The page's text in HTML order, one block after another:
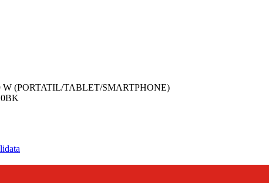
(PORTATIL/TABLET/SMARTPHONE)